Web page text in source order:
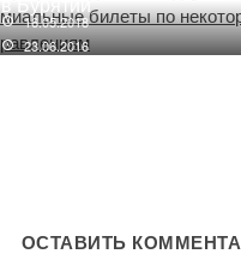
16.05.2018
23.06.2016
ОСТАВИТЬ